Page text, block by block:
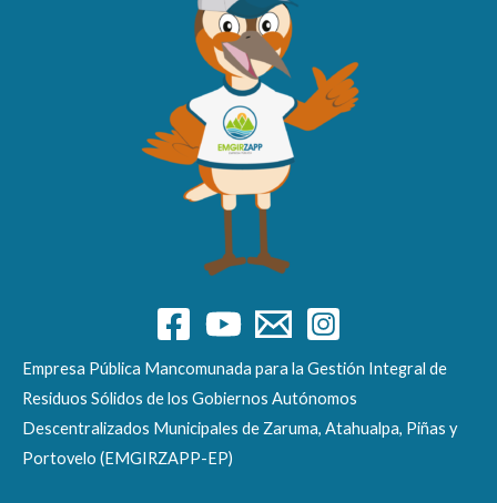
Empresa Pública Mancomunada para la Gestión Integral de
Residuos Sólidos de los Gobiernos Autónomos
Descentralizados Municipales de Zaruma, Atahualpa, Piñas y
Portovelo (EMGIRZAPP-EP)